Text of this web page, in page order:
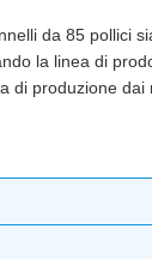
da 85 pollici
la linea di
produzione